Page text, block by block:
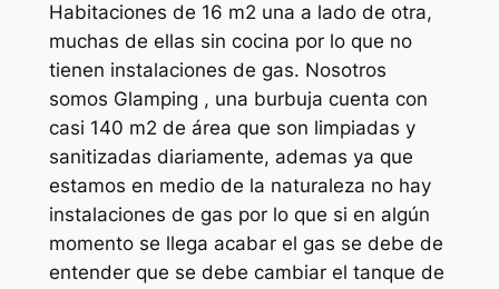
Habitaciones de 16 m2 una a lado de otra,
muchas de ellas sin cocina por lo que no
tienen instalaciones de gas. Nosotros
somos Glamping , una burbuja cuenta con
casi 140 m2 de área que son limpiadas y
sanitizadas diariamente, ademas ya que
estamos en medio de la naturaleza no hay
instalaciones de gas por lo que si en algún
momento se llega acabar el gas se debe de
entender que se debe cambiar el tanque de